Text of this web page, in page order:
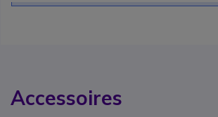
Accessoires